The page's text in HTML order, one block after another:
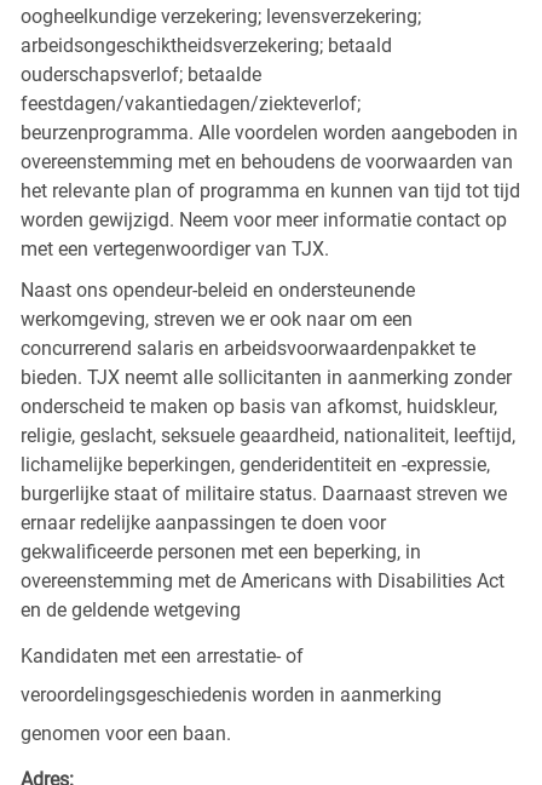
oogheelkundige verzekering; levensverzekering;
arbeidsongeschiktheidsverzekering; betaald
ouderschapsverlof; betaalde
feestdagen/vakantiedagen/ziekteverlof;
beurzenprogramma. Alle voordelen worden aangeboden in
overeenstemming met en behoudens de voorwaarden van
het relevante plan of programma en kunnen van tijd tot tijd
worden gewijzigd. Neem voor meer informatie contact op
met een vertegenwoordiger van TJX.
Naast ons opendeur-beleid en ondersteunende
werkomgeving, streven we er ook naar om een
concurrerend salaris en arbeidsvoorwaardenpakket te
bieden. TJX neemt alle sollicitanten in aanmerking zonder
onderscheid te maken op basis van afkomst, huidskleur,
religie, geslacht, seksuele geaardheid, nationaliteit, leeftijd,
lichamelijke beperkingen, genderidentiteit en -expressie,
burgerlijke staat of militaire status. Daarnaast streven we
ernaar redelijke aanpassingen te doen voor
gekwalificeerde personen met een beperking, in
overeenstemming met de Americans with Disabilities Act
en de geldende wetgeving
Kandidaten met een arrestatie- of
veroordelingsgeschiedenis worden in aanmerking
genomen voor een baan.
Adres: